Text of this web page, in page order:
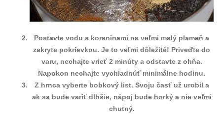
Postavte vodu s koreninami na veľmi malý plameň a
zakryte pokrievkou. Je to veľmi dôležité! Priveďte do
varu, nechajte vrieť 2 minúty a odstavte z ohňa.
Napokon nechajte vychladnúť minimálne hodinu.
Z hrnca vyberte bobkový list. Svoju časť už urobil a
ak sa bude variť dlhšie, nápoj bude horký a nie veľmi
chutný.